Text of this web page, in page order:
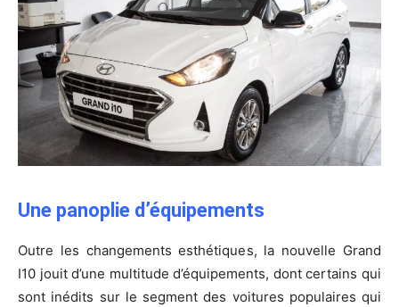
Une panoplie d’équipements
Outre les changements esthétiques, la nouvelle Grand
I10 jouit d’une multitude d’équipements, dont certains qui
sont inédits sur le segment des voitures populaires qui